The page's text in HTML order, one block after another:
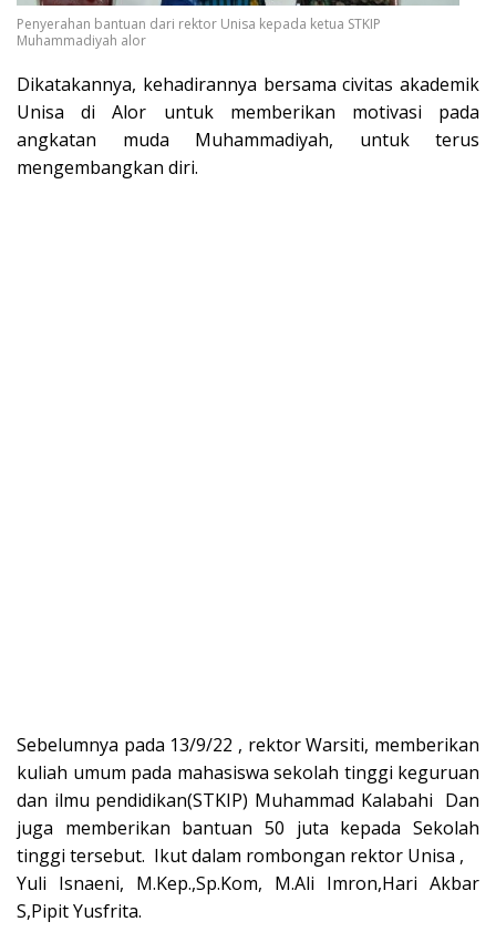
Penyerahan bantuan dari rektor Unisa kepada ketua STKIP
Muhammadiyah alor
Dikatakannya, kehadirannya bersama civitas akademik
Unisa di Alor untuk memberikan motivasi pada
angkatan muda Muhammadiyah, untuk terus
mengembangkan diri.
Sebelumnya pada 13/9/22 , rektor Warsiti, memberikan
kuliah umum pada mahasiswa sekolah tinggi keguruan
dan ilmu pendidikan(STKIP) Muhammad Kalabahi Dan
juga memberikan bantuan 50 juta kepada Sekolah
tinggi tersebut. Ikut dalam rombongan rektor Unisa ,
Yuli Isnaeni, M.Kep.,Sp.Kom, M.Ali Imron,Hari Akbar
S,Pipit Yusfrita.